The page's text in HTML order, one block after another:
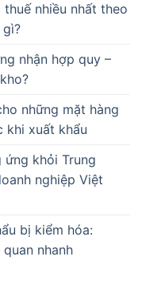
nhiều nhất theo
gì?
nhận hợp quy –
những mặt hàng
khi xuất khẩu
ứng khỏi Trung
nghiệp Việt
bị kiểm hóa:
nhanh